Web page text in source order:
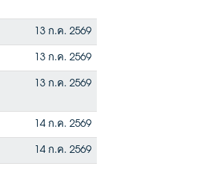
13 ก.ค. 2569
13 ก.ค. 2569
13 ก.ค. 2569
14 ก.ค. 2569
14 ก.ค. 2569